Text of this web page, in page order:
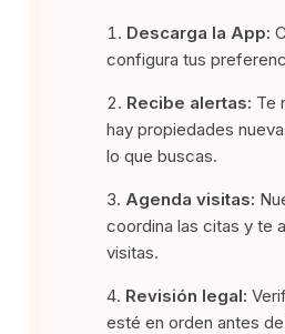
Descarga la App:
configura tus
Recibe alertas: Te
hay propiedades
lo que buscas.
Agenda visitas:
coordina las citas y te
visitas.
Revisión legal:
esté en orden antes